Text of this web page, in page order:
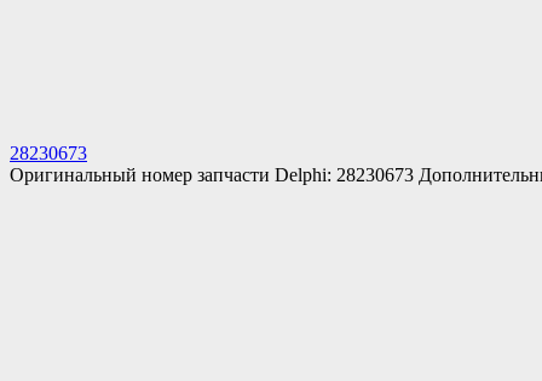
28230673
Оригинальный номер запчасти Delphi: 28230673